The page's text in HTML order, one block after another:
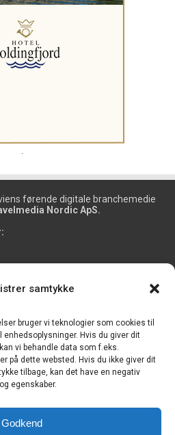
samtykke
bruger vi teknologier som cookies til
Hvis du giver dit
vi behandle data som f.eks.
på dette websted. Hvis du ikke giver dit
tilbage, kan det have en negativ
egenskaber.
Godkend
førende digitale branchemedie
Nordic ApS.
og er tilmeldt